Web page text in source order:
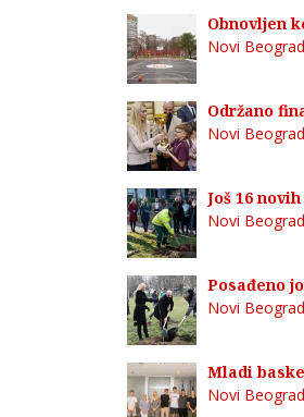
Obnovljen
Novi Beograd
Održano
Novi Beograd
Još 16
Novi Beograd
Posađeno
Novi Beograd
Mladi
Novi Beograd